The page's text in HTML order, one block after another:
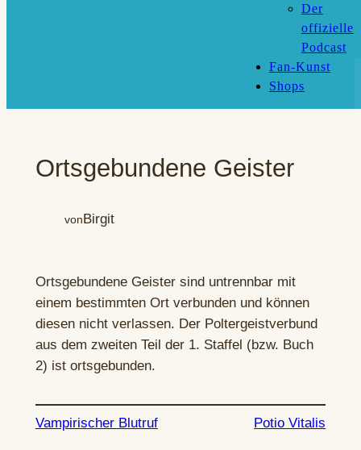
Der
offizielle
Podcast
Fan-Kunst
Shops
Ortsgebundene Geister
von Birgit
Ortsgebundene Geister sind untrennbar mit
einem bestimmten Ort verbunden und können
diesen nicht verlassen. Der Poltergeistverbund
aus dem zweiten Teil der 1. Staffel (bzw. Buch
2) ist ortsgebunden.
Vampirischer Blutruf Potio Vitalis